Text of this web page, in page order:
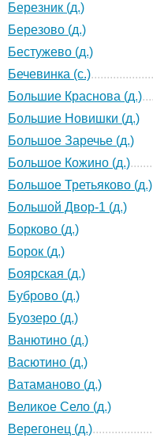
Березник (д.)
Березово (д.)
Бестужево (д.)
Бечевинка (с.)
Большие Краснова (д.)
Большие Новишки (д.)
Большое Заречье (д.)
Большое Кожино (д.)
Большое Третьяково (д.)
Большой Двор-1 (д.)
Борково (д.)
Борок (д.)
Боярская (д.)
Буброво (д.)
Буозеро (д.)
Ванютино (д.)
Васютино (д.)
Ватаманово (д.)
Великое Село (д.)
Верегонец (д.)